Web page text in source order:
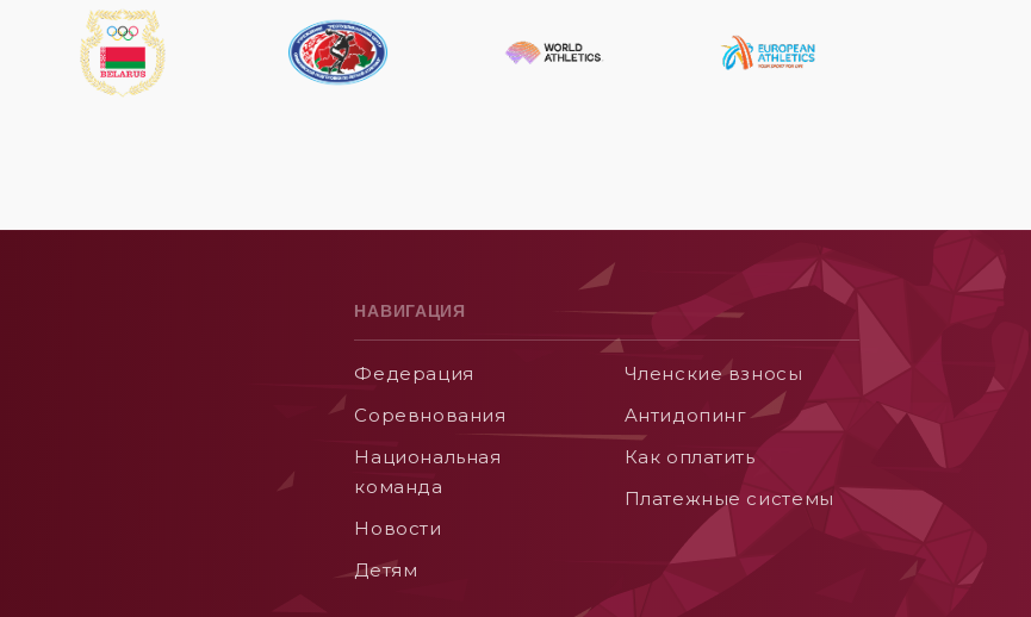
НАВИГАЦИЯ
Федерация
Соревнования
Национальная
команда
Новости
Детям
Членские взносы
Aнтидопинг
Как оплатить
Платежные системы